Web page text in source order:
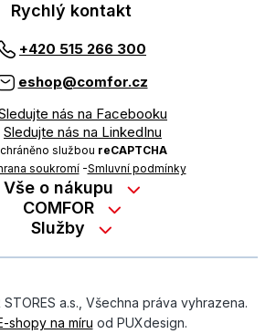
Rychlý kontakt
+420 515 266 300
eshop@comfor.cz
nás na Facebooku
Sledujte nás na LinkedInu
chráněno službou reCAPTCHA
soukromí-Smluvní podmínky
Vše o nákupu
Nákup na splátky
Možnosti platby
Obchodní podmínky
COMFOR
Kontakty
Kariéra
O revimarketu
Služby
On-line podpora
a.s., Všechna práva vyhrazena.
shopy na míru od PUXdesign.